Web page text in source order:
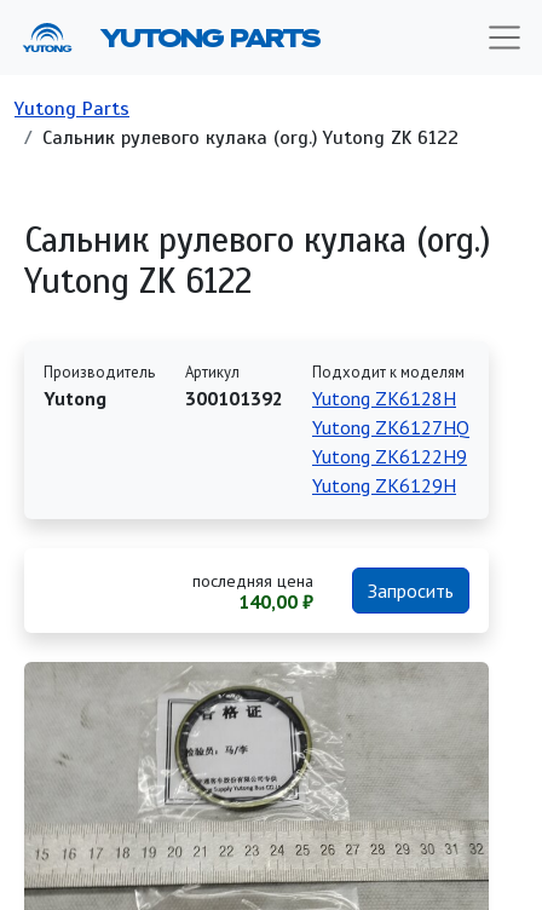
YUTONG PARTS
Строка навигации
Yutong Parts
Сальник рулевого кулака (org.) Yutong ZK 6122
Сальник рулевого кулака (org.)
Yutong ZK 6122
Производитель
Yutong
Артикул
300101392
Подходит к моделям
Yutong ZK6128H
Yutong ZK6127HQ
Yutong ZK6122H9
Yutong ZK6129H
последняя цена
140,00 ₽ Запросить